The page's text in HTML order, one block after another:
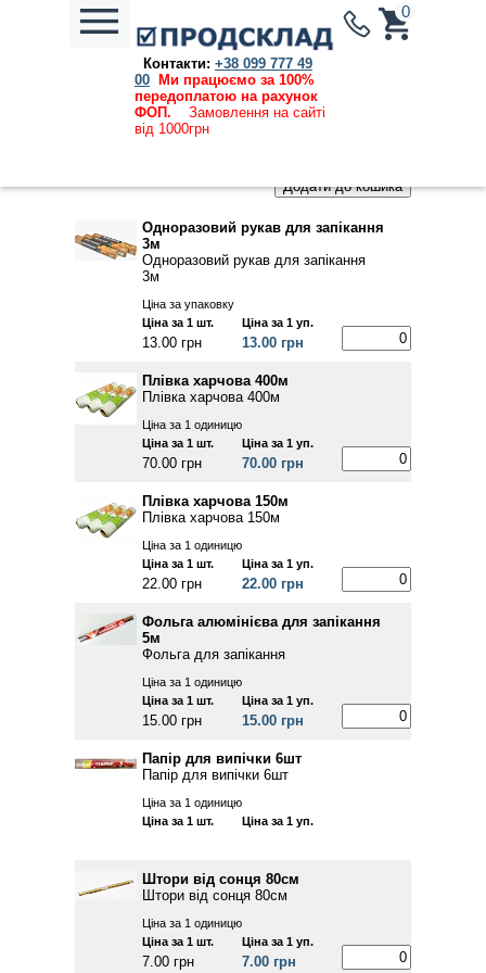
Контакти: +38 099 777 49
00
Ми працюємо за 100%
передоплатою на рахунок
ФОП. Замовлення на сайті
від 1000грн
0
Каталог продукции→ Одноразовий посуд, пакети для
зберігання їжі , пакети для сміття, вугілля
харчова , фольга, рукав для запікання
Ціни, вказані на сайті, дійсні та актуальні на
Одноразовий рукав для запікання
3м
Одноразовий рукав для запікання
3м
Ціна за упаковку
Ціна за 1 шт.
13.00 грн
Ціна за 1 уп.
13.00 грн
Плівка харчова 400м
Плівка харчова 400м
Ціна за 1 одиницю
Ціна за 1 шт.
70.00 грн
Ціна за 1 уп.
70.00 грн
Плівка харчова 150м
Плівка харчова 150м
Ціна за 1 одиницю
Ціна за 1 шт.
22.00 грн
Ціна за 1 уп.
22.00 грн
Фольга алюмінієва для запікання
5м
Фольга для запікання
Ціна за 1 одиницю
Ціна за 1 шт.
15.00 грн
Ціна за 1 уп.
15.00 грн
Папір для випічки 6шт
Папір для випічки 6шт
Ціна за 1 одиницю
Ціна за 1 шт.
Ціна за 1 уп.
Штори від сонця 80см
Штори від сонця 80см
Ціна за 1 одиницю
Ціна за 1 шт.
7.00 грн
Ціна за 1 уп.
7.00 грн